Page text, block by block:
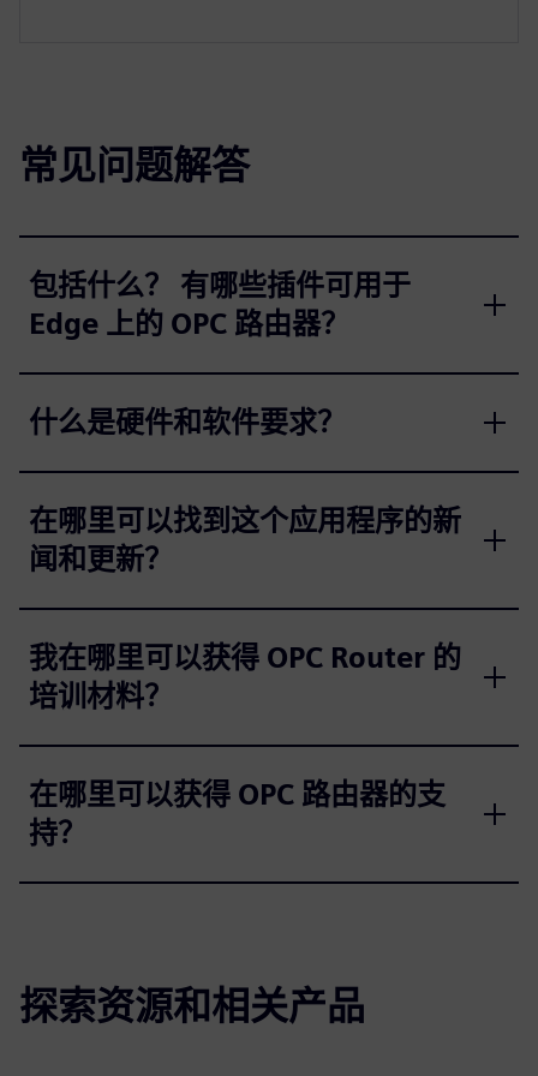
常见问题解答
包括什么？ 有哪些插件可用于
Edge 上的 OPC 路由器？
什么是硬件和软件要求？
在哪里可以找到这个应用程序的新
闻和更新？
我在哪里可以获得 OPC Router 的
培训材料？
在哪里可以获得 OPC 路由器的支
持？
探索资源和相关产品